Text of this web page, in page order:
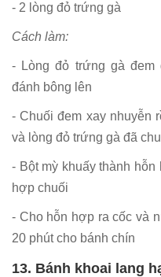
- 2 lòng đỏ trứng gà
Cách làm:
- Lòng đỏ trứng gà đem
đánh bông lên
- Chuối đem xay nhuyễn
và lòng đỏ trứng gà đã
- Bột mỳ khuấy thành
hợp chuối
- Cho hỗn hợp ra cốc và
20 phút cho bánh chín
13. Bánh khoai lang